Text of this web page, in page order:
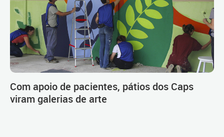
Com apoio de pacientes, pátios dos Caps
viram galerias de arte